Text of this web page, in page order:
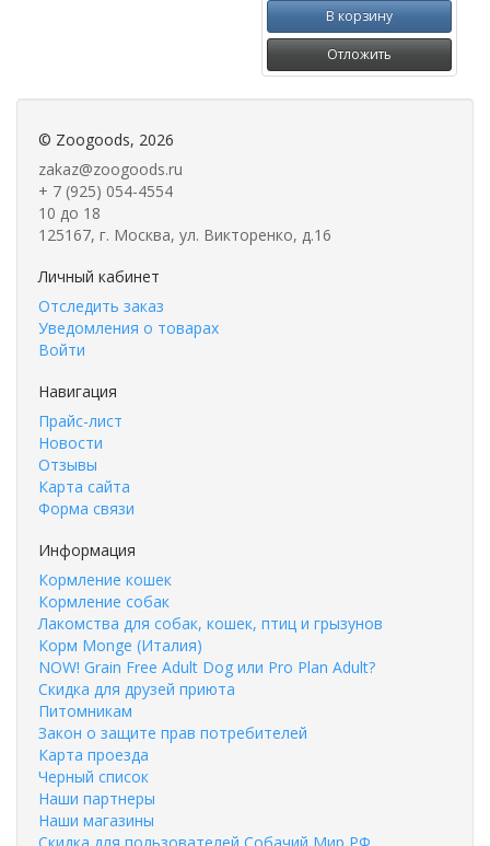
В корзину
Отложить
© Zoogoods, 2026
zakaz@zoogoods.ru
+ 7 (925) 054-4554
10 до 18
125167, г. Москва, ул. Викторенко, д.16
Личный кабинет
Отследить заказ
Уведомления о товарах
Войти
Навигация
Прайс-лист
Новости
Отзывы
Карта сайта
Форма связи
Информация
Кормление кошек
Кормление собак
Лакомства для собак, кошек, птиц и грызунов
Корм Monge (Италия)
NOW! Grain Free Adult Dog или Pro Plan Adult?
Скидка для друзей приюта
Питомникам
Закон о защите прав потребителей
Карта проезда
Черный список
Наши партнеры
Наши магазины